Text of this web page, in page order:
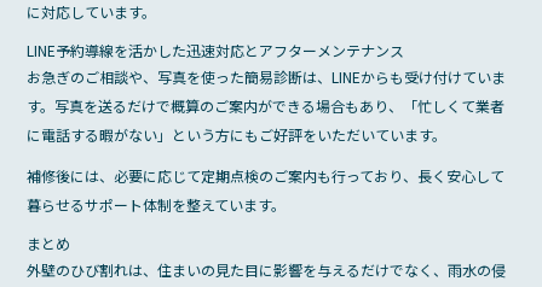
に対応しています。
LINE予約導線を活かした迅速対応とアフターメンテナンス
お急ぎのご相談や、写真を使った簡易診断は、LINEからも受け付けていま
す。写真を送るだけで概算のご案内ができる場合もあり、「忙しくて業者
に電話する暇がない」という方にもご好評をいただいています。
補修後には、必要に応じて定期点検のご案内も行っており、長く安心して
暮らせるサポート体制を整えています。
まとめ
外壁のひび割れは、住まいの見た目に影響を与えるだけでなく、雨水の侵